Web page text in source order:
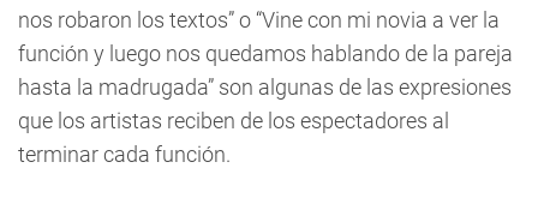
nos robaron los textos” o “Vine con mi novia a ver la
función y luego nos quedamos hablando de la pareja
hasta la madrugada” son algunas de las expresiones
que los artistas reciben de los espectadores al
terminar cada función.